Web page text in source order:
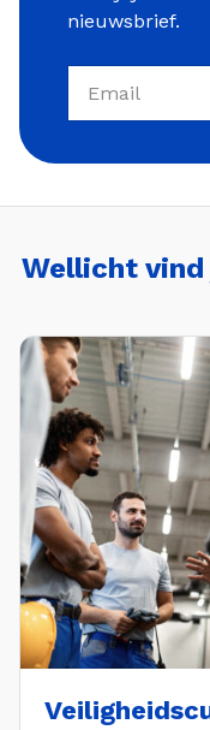
nieuwsbrief.
Wellicht